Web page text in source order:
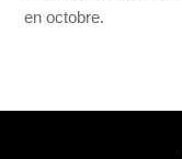
en octobre.